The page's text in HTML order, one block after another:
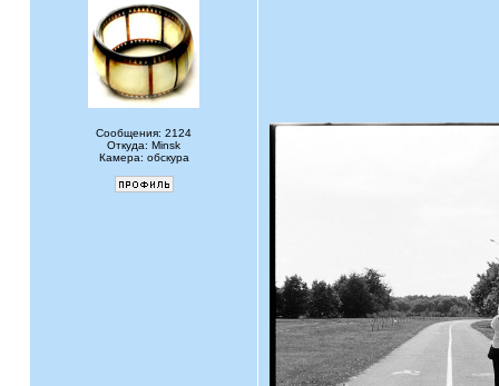
Сообщения: 2124
Откуда: Minsk
Камера: обскура